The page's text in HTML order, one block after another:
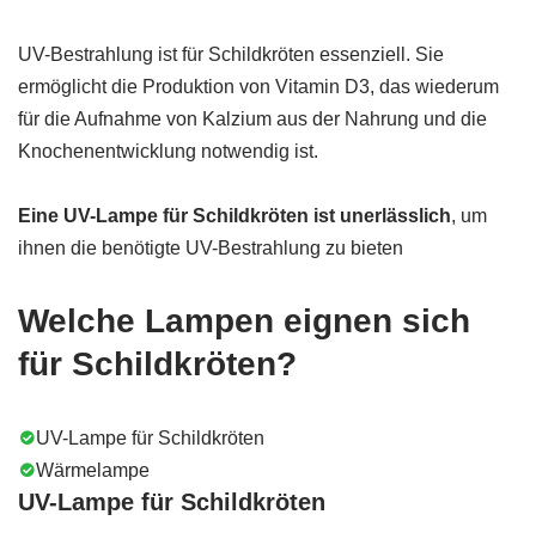
UV-Bestrahlung ist für Schildkröten essenziell. Sie
ermöglicht die Produktion von Vitamin D3, das wiederum
für die Aufnahme von Kalzium aus der Nahrung und die
Knochenentwicklung notwendig ist.
Eine UV-Lampe für Schildkröten ist unerlässlich, um
ihnen die benötigte UV-Bestrahlung zu bieten
Welche Lampen eignen sich
für Schildkröten?
UV-Lampe für Schildkröten
Wärmelampe
UV-Lampe für Schildkröten